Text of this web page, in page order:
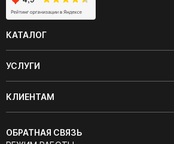
КАТАЛОГ
УСЛУГИ
КЛИЕНТАМ
ОБРАТНАЯ СВЯЗЬ